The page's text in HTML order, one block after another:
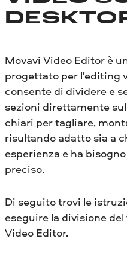
Movavi Video Editor è
progettato per l’editing
consente di dividere e
sezioni direttamente
chiari per tagliare,
risultando adatto sia a
esperienza e ha
preciso.
Di seguito trovi le
eseguire la divisione
Video Editor.